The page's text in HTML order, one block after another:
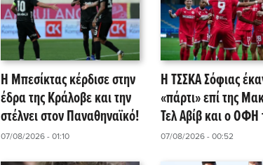
Η Μπεσίκτας κέρδισε στην
έδρα της Κράλοβε και την
στέλνει στον Παναθηναϊκό!
07/08/2026 - 01:10
Η ΤΣΣΚΑ Σόφιας
«πάρτι» επί της
Τελ Αβίβ και ο ΟΦΗ
περιμένει!
07/08/2026 - 00:52